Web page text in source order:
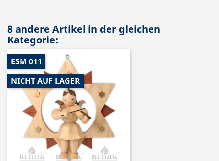
8 andere Artikel in der gleichen
Kategorie:
ESM 011
NICHT AUF LAGER